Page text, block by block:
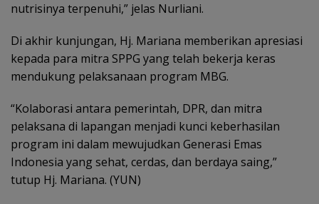
nutrisinya terpenuhi,” jelas Nurliani.
Di akhir kunjungan, Hj. Mariana memberikan apresiasi
kepada para mitra SPPG yang telah bekerja keras
mendukung pelaksanaan program MBG.
‎“Kolaborasi antara pemerintah, DPR, dan mitra
pelaksana di lapangan menjadi kunci keberhasilan
program ini dalam mewujudkan Generasi Emas
Indonesia yang sehat, cerdas, dan berdaya saing,”
tutup Hj. Mariana. (YUN)